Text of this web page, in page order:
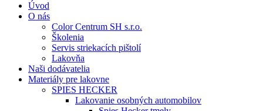
Úvod
O nás
Color Centrum SH s.r.o.
Školenia
Servis striekacích pištolí
Lakovňa
Naši dodávatelia
Materiály pre lakovne
SPIES HECKER
Lakovanie osobných automobilov